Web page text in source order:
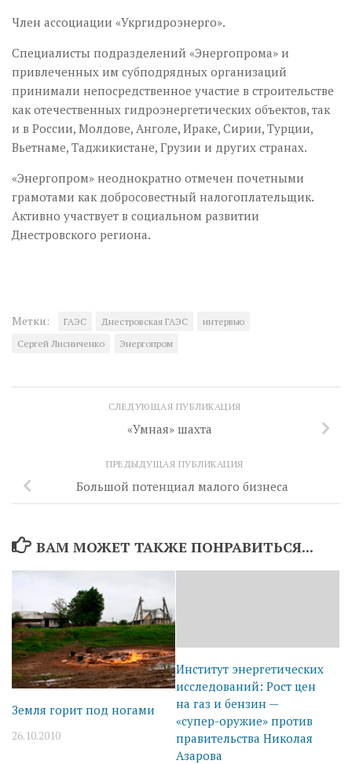
Член ассоциации «Укргидроэнерго».
Специалисты подразделений «Энергопрома» и
привлеченных им субподрядных организаций
принимали непосредственное участие в строительстве
как отечественных гидроэнергетических объектов, так
и в России, Молдове, Анголе, Ираке, Сирии, Турции,
Вьетнаме, Таджикистане, Грузии и других странах.
«Энергопром» неоднократно отмечен почетными
грамотами как добросовестный налогоплательщик.
Активно участвует в социальном развитии
Днестровского региона.
Метки: ГАЭС Днестровская ГАЭС
интервью
Сергей Лисниченко
Энергопром
СЛЕДУЮЩАЯ ПУБЛИКАЦИЯ
«Умная» шахта
ПРЕДЫДУЩАЯ ПУБЛИКАЦИЯ
Большой потенциал малого бизнеса
ВАМ МОЖЕТ ТАКЖЕ ПОНРАВИТЬСЯ...
Земля горит под ногами
26.10.2010
Институт энергетических
исследований: Рост цен
на газ и бензин —
«супер-оружие» против
правительства Николая
Азарова